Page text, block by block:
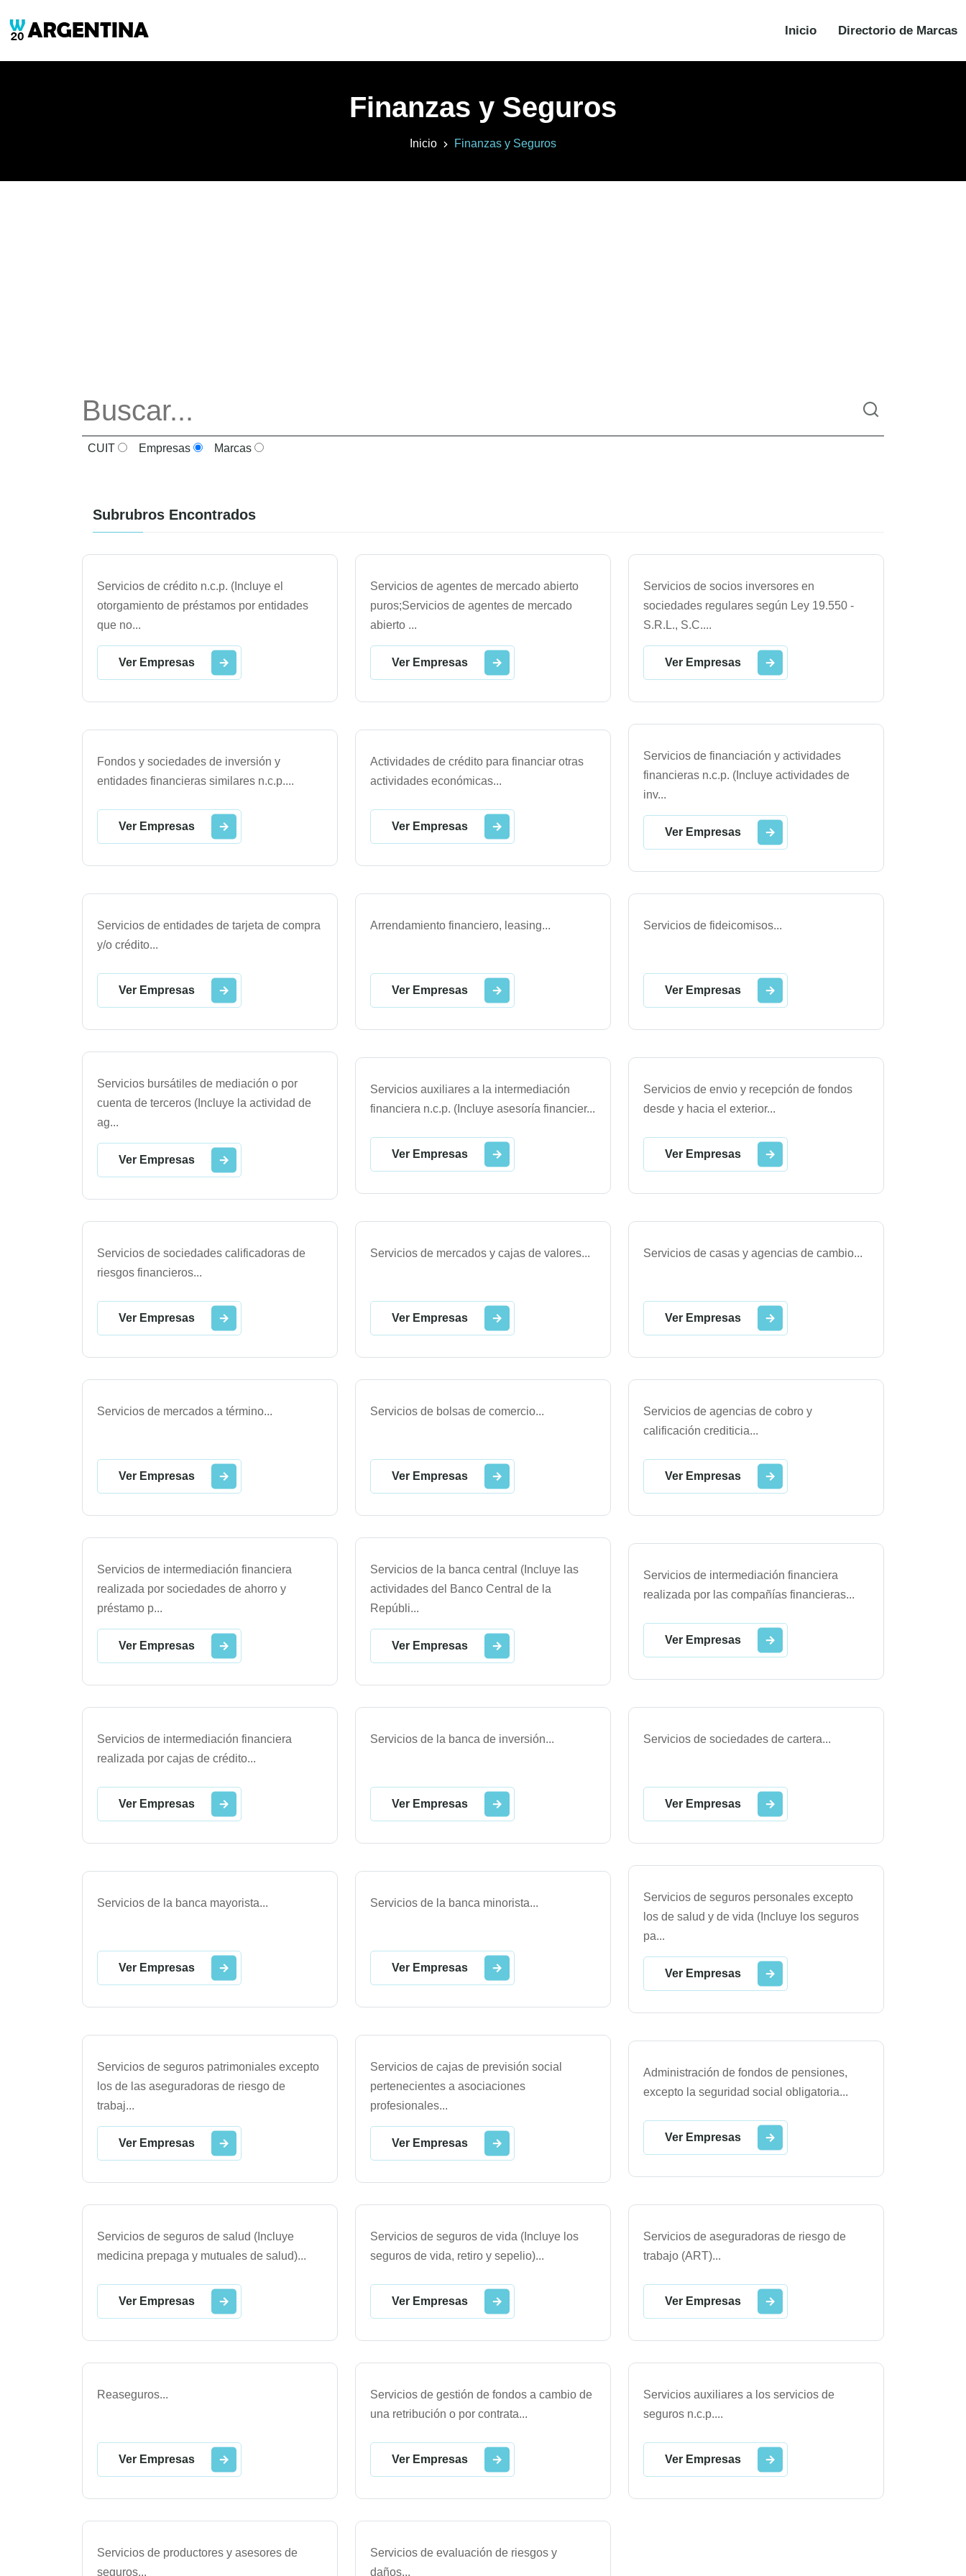
Inicio Directorio de Marcas
Finanzas y Seguros
Inicio Finanzas y Seguros
CUIT Empresas Marcas
Subrubros Encontrados
Servicios de crédito n.c.p. (Incluye el
otorgamiento de préstamos por entidades
que no...
Ver Empresas
Servicios de agentes de mercado abierto
puros;Servicios de agentes de mercado
abierto ...
Ver Empresas
Servicios de socios inversores en
sociedades regulares según Ley 19.550 -
S.R.L., S.C....
Ver Empresas
Fondos y sociedades de inversión y
entidades financieras similares n.c.p....
Ver Empresas
Actividades de crédito para financiar otras
actividades económicas...
Ver Empresas
Servicios de financiación y actividades
financieras n.c.p. (Incluye actividades de
inv...
Ver Empresas
Servicios de entidades de tarjeta de compra
y/o crédito...
Ver Empresas
Arrendamiento financiero, leasing...
Ver Empresas
Servicios de fideicomisos...
Ver Empresas
Servicios bursátiles de mediación o por
cuenta de terceros (Incluye la actividad de
ag...
Ver Empresas
Servicios auxiliares a la intermediación
financiera n.c.p. (Incluye asesoría financier...
Ver Empresas
Servicios de envio y recepción de fondos
desde y hacia el exterior...
Ver Empresas
Servicios de sociedades calificadoras de
riesgos financieros...
Ver Empresas
Servicios de mercados y cajas de valores...
Ver Empresas
Servicios de casas y agencias de cambio...
Ver Empresas
Servicios de mercados a término...
Ver Empresas
Servicios de bolsas de comercio...
Ver Empresas
Servicios de agencias de cobro y
calificación crediticia...
Ver Empresas
Servicios de intermediación financiera
realizada por sociedades de ahorro y
préstamo p...
Ver Empresas
Servicios de la banca central (Incluye las
actividades del Banco Central de la
Repúbli...
Ver Empresas
Servicios de intermediación financiera
realizada por las compañías financieras...
Ver Empresas
Servicios de intermediación financiera
realizada por cajas de crédito...
Ver Empresas
Servicios de la banca de inversión...
Ver Empresas
Servicios de sociedades de cartera...
Ver Empresas
Servicios de la banca mayorista...
Ver Empresas
Servicios de la banca minorista...
Ver Empresas
Servicios de seguros personales excepto
los de salud y de vida (Incluye los seguros
pa...
Ver Empresas
Servicios de seguros patrimoniales excepto
los de las aseguradoras de riesgo de
trabaj...
Ver Empresas
Servicios de cajas de previsión social
pertenecientes a asociaciones
profesionales...
Ver Empresas
Administración de fondos de pensiones,
excepto la seguridad social obligatoria...
Ver Empresas
Servicios de seguros de salud (Incluye
medicina prepaga y mutuales de salud)...
Ver Empresas
Servicios de seguros de vida (Incluye los
seguros de vida, retiro y sepelio)...
Ver Empresas
Servicios de aseguradoras de riesgo de
trabajo (ART)...
Ver Empresas
Reaseguros...
Ver Empresas
Servicios de gestión de fondos a cambio de
una retribución o por contrata...
Ver Empresas
Servicios auxiliares a los servicios de
seguros n.c.p....
Ver Empresas
Servicios de productores y asesores de
seguros...
Servicios de evaluación de riesgos y
daños...